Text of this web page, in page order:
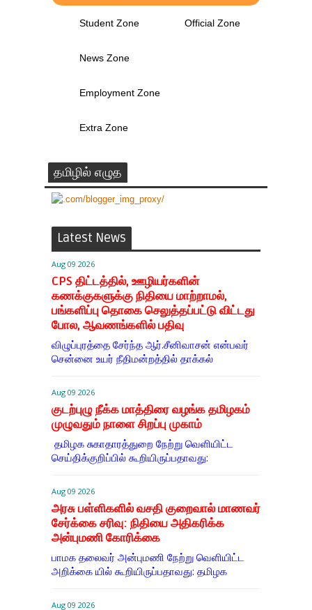
Student Zone Official Zone
News Zone
Employment Zone
Extra Zone
தமிழில் எழுத
Latest News
Aug 09 2026
CPS திட்டத்தில், ஊழியர்களின்
கணக்குகளுக்கு நிதியை மாற்றாமல்,
பங்களிப்பு தொகை செலுத்தப்பட்டு விட்டது
போல, ஆவணங்களில் பதிவு
விழுப்புரத்தை சேர்ந்த ஆர்.சீனிவாசன் என்பவர்
சென்னை உயர் நீதிமன்றத்தில் தாக்கல்
Aug 09 2026
குடற்புழு நீக்க மாத்திரை வழங்க தமிழகம்
முழுவதும் நாளை சிறப்பு முகாம்
தமிழக சுகாதாரத்துறை நேற்று வெளியிட்ட
செய்திக்குறிப்பில் கூறியிருப்பதாவது:
Aug 09 2026
அரசு பள்ளிகளில் வசதி குறைவால் மாணவர்
சேர்க்கை சரிவு: நிதியை அதிகரிக்க
அன்புமணி கோரிக்கை
பாமக தலைவர் அன்புமணி நேற்று வெளியிட்ட
அறிக்கை யில் கூறியிருப்பதாவது: தமிழக
Aug 09 2026